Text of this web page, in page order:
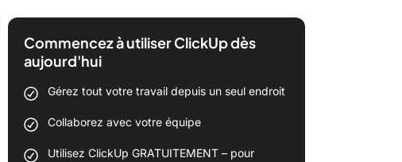
Commencez à utiliser ClickUp dès
aujourd'hui
Gérez tout votre travail depuis un seul endroit
Collaborez avec votre équipe
Utilisez ClickUp GRATUITEMENT – pour